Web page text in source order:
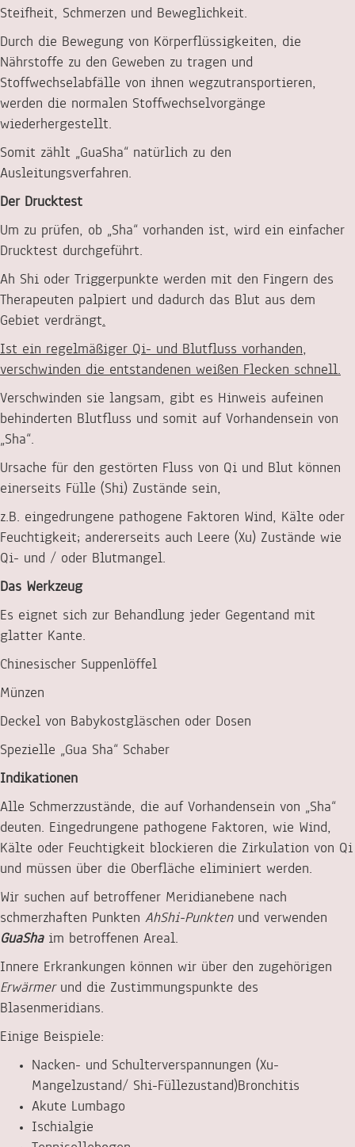
Steifheit, Schmerzen und Beweglichkeit.
Durch die Bewegung von Körperflüssigkeiten, die
Nährstoffe zu den Geweben zu tragen und
Stoffwechselabfälle von ihnen wegzutransportieren,
werden die normalen Stoffwechselvorgänge
wiederhergestellt.
Somit zählt „GuaSha“ natürlich zu den
Ausleitungsverfahren.
Der Drucktest
Um zu prüfen, ob „Sha“ vorhanden ist, wird ein einfacher
Drucktest durchgeführt.
Ah Shi oder Triggerpunkte werden mit den Fingern des
Therapeuten palpiert und dadurch das Blut aus dem
Gebiet verdrängt.
Ist ein regelmäßiger Qi- und Blutfluss vorhanden,
verschwinden die entstandenen weißen Flecken schnell.
Verschwinden sie langsam, gibt es Hinweis aufeinen
behinderten Blutfluss und somit auf Vorhandensein von
„Sha“.
Ursache für den gestörten Fluss von Qi und Blut können
einerseits Fülle (Shi) Zustände sein,
z.B. eingedrungene pathogene Faktoren Wind, Kälte oder
Feuchtigkeit; andererseits auch Leere (Xu) Zustände wie
Qi- und / oder Blutmangel.
Das Werkzeug
Es eignet sich zur Behandlung jeder Gegentand mit
glatter Kante.
Chinesischer Suppenlöffel
Münzen
Deckel von Babykostgläschen oder Dosen
Spezielle „Gua Sha“ Schaber
Indikationen
Alle Schmerzzustände, die auf Vorhandensein von „Sha“
deuten. Eingedrungene pathogene Faktoren, wie Wind,
Kälte oder Feuchtigkeit blockieren die Zirkulation von Qi
und müssen über die Oberfläche eliminiert werden.
Wir suchen auf betroffener Meridianebene nach
schmerzhaften Punkten AhShi-Punktenund verwenden
GuaShaim betroffenen Areal.
Innere Erkrankungen können wir über den zugehörigen
Erwärmer und die Zustimmungspunkte des
Blasenmeridians.
Einige Beispiele:
Nacken- und Schulterverspannungen (Xu-
Mangelzustand/ Shi-Füllezustand)Bronchitis
Akute Lumbago
Ischialgie